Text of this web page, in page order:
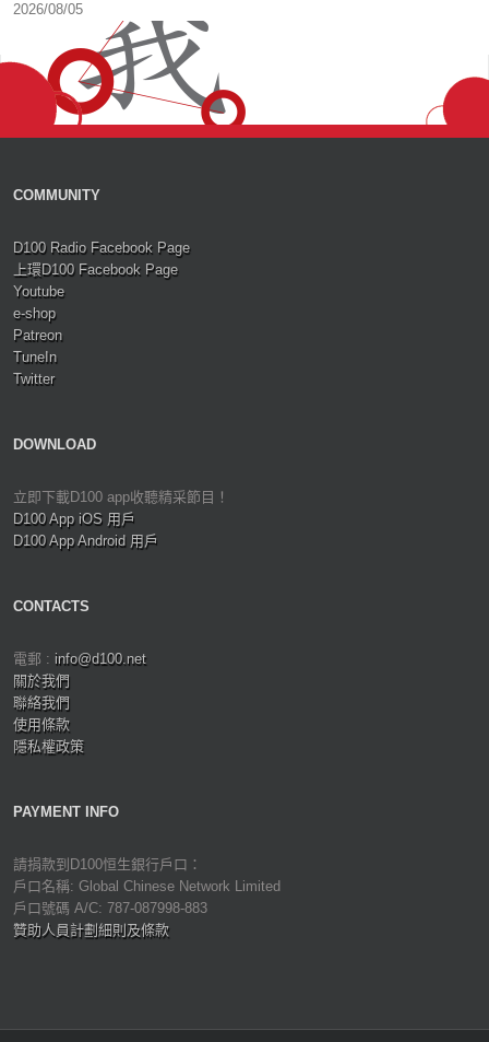
2026/08/05
COMMUNITY
D100 Radio Facebook Page
上環D100 Facebook Page
Youtube
e-shop
Patreon
TuneIn
Twitter
DOWNLOAD
立即下載D100 app收聽精采節目！
D100 App iOS 用戶
D100 App Android 用戶
CONTACTS
電郵 : info@d100.net
關於我們
聯絡我們
使用條款
隱私權政策
PAYMENT INFO
請捐款到D100恒生銀行戶口：
戶口名稱: Global Chinese Network Limited
戶口號碼 A/C: 787-087998-883
贊助人員計劃細則及條款